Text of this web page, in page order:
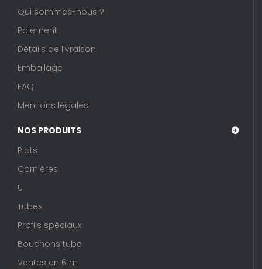
Qui sommes-nous ?
Paiement
Détails de livraison
Emballage
FAQ
Mentions légales
NOS PRODUITS
Plats
Cornières
U
Tubes
Profils spéciaux
Bouchons tube
Ventes en 6 m